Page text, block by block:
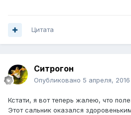
Цитата
Ситрогон
Опубликовано 5 апреля, 2016
Кстати, я вот теперь жалею, что
Этот сальник оказался